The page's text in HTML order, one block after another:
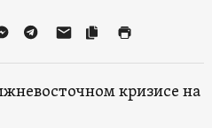
кризисе на